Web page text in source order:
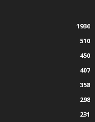
1936
510
450
407
358
298
231